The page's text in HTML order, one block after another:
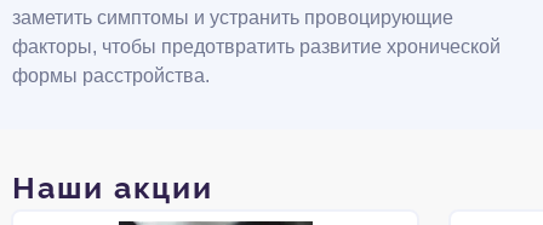
заметить симптомы и устранить провоцирующие
факторы, чтобы предотвратить развитие хронической
формы расстройства.
Наши акции